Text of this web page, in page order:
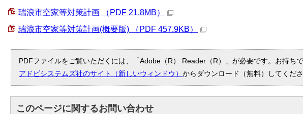
瑞浪市空家等対策計画 （PDF 21.8MB）
瑞浪市空家等対策計画(概要版) （PDF 457.9KB）
PDFファイルをご覧いただくには、「Adobe（R） Reader（R）」が必要です。お持ち
アドビシステムズ社のサイト（新しいウィンドウ） からダウンロード（無料）してくださ
このページに関するお問い合わせ